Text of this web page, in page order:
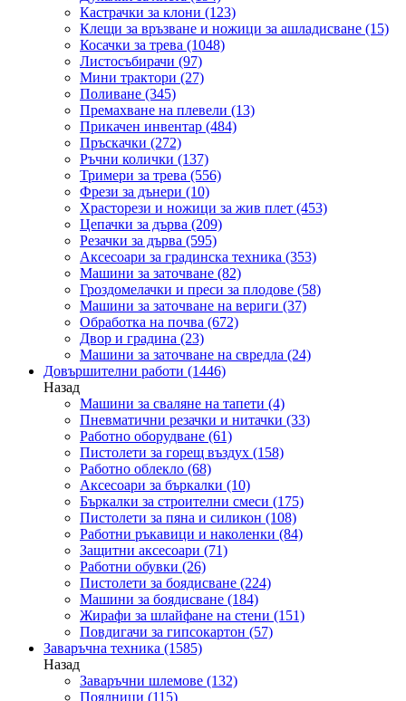
Кастрачки за клони (123)
Клещи за връзване и ножици за ашладисване (15)
Косачки за трева (1048)
Листосъбирачи (97)
Мини трактори (27)
Поливане (345)
Премахване на плевели (13)
Прикачен инвентар (484)
Пръскачки (272)
Ръчни колички (137)
Тримери за трева (556)
Фрези за дънери (10)
Храсторези и ножици за жив плет (453)
Цепачки за дърва (209)
Резачки за дърва (595)
Аксесоари за градинска техника (353)
Машини за заточване (82)
Гроздомелачки и преси за плодове (58)
Машини за заточване на вериги (37)
Обработка на почва (672)
Двор и градина (23)
Машини за заточване на свредла (24)
Довършителни работи (1446)
Назад
Машини за сваляне на тапети (4)
Пневматични резачки и нитачки (33)
Работно оборудване (61)
Пистолети за горещ въздух (158)
Работно облекло (68)
Аксесоари за бъркалки (10)
Бъркалки за строителни смеси (175)
Пистолети за пяна и силикон (108)
Работни ръкавици и наколенки (84)
Защитни аксесоари (71)
Работни обувки (26)
Пистолети за боядисване (224)
Машини за боядисване (184)
Жирафи за шлайфане на стени (151)
Повдигачи за гипсокартон (57)
Заваръчна техника (1585)
Назад
Заваръчни шлемове (132)
Поялници (115)